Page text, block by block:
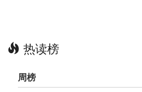
热读榜
周榜